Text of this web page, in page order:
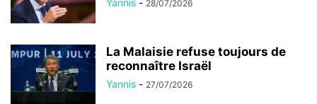
Yannis - 28/07/2026
La Malaisie refuse toujours de
reconnaître Israël
Yannis - 27/07/2026